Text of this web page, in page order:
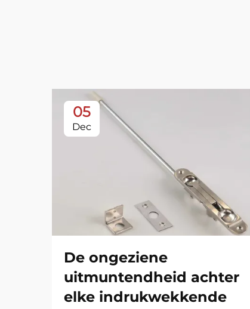
05
Dec
De ongeziene
uitmuntendheid achter
elke indrukwekkende